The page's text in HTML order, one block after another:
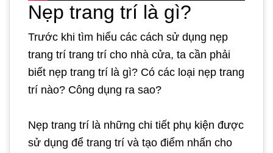
Nẹp trang trí là gì?
Trước khi tìm hiểu các cách sử dụng nẹp
trang trí trang trí cho nhà cửa, ta cần phải
biết nẹp trang trí là gì? Có các loại nẹp trang
trí nào? Công dụng ra sao?
Nẹp trang trí là những chi tiết phụ kiện được
sử dụng để trang trí và tạo điểm nhấn cho